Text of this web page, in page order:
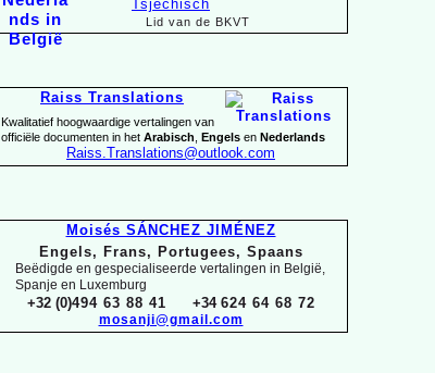
Lid van de BKVT
Raiss Translations
Kwalitatief hoogwaardige vertalingen van
officiële documenten in het Arabisch Engels en Nederlands
Raiss .Translations@outlook.com
Moisés SÁNCHEZ JIMÉNEZ
Engels, Frans, Portugees, Spaans
Beëdigde en gespecialiseerde vertalingen in België,
Spanje en Luxemburg
+32 (0)494 63 88 41 +34 624 64 68 72
mosanji@gmail.com